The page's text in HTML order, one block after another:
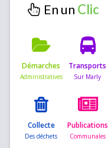
En un
Démarches Transports
Collecte Publications